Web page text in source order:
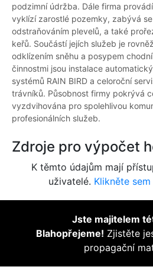
podzimní údržba. Dále firma
vyklízí zarostlé pozemky, zabývá se
odstraňováním plevelů, a také
keřů. Součástí jejích služeb je
odklízením sněhu a posypem
činnostmi jsou instalace
systémů RAIN BIRD a celoroční
trávníků. Působnost firmy pokrývá
vyzdvihována pro spolehlivou
profesionálních služeb.
Zdroje pro výpočet
K těmto údajům mají
uživatelé. Klikněte
Jste majitelem
Blahopřejeme! Zjistěte
propagační